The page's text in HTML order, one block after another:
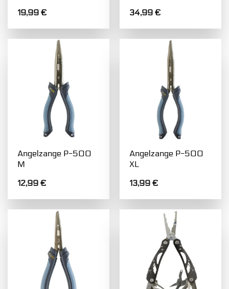
19,99€
34,99€
Angelzange P-500
M
12,99€
Angelzange P-500
XL
13,99€